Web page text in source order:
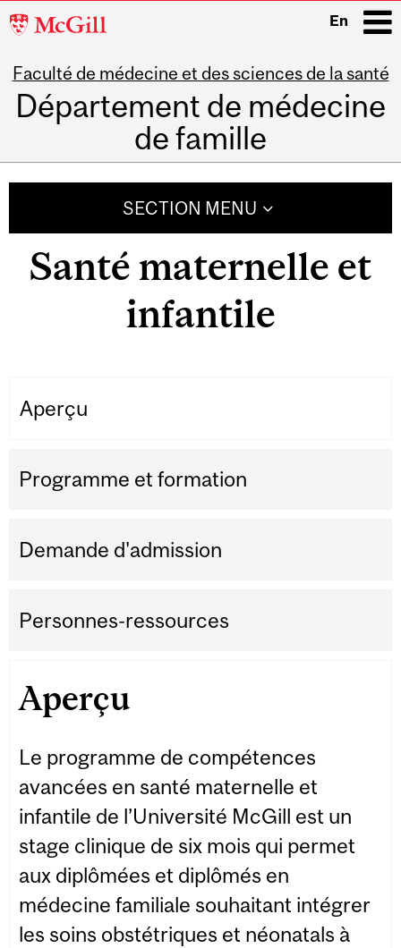
McGill
En
Faculté de médecine et des sciences de la santé
Département de médecine
de famille
SECTION MENU
Santé maternelle et
infantile
Aperçu
Programme et formation
Demande d'admission
Personnes-ressources
Aperçu
Le programme de compétences
avancées en santé maternelle et
infantile de l’Université McGill est un
stage clinique de six mois qui permet
aux diplômées et diplômés en
médecine familiale souhaitant intégrer
les soins obstétriques et néonatals à